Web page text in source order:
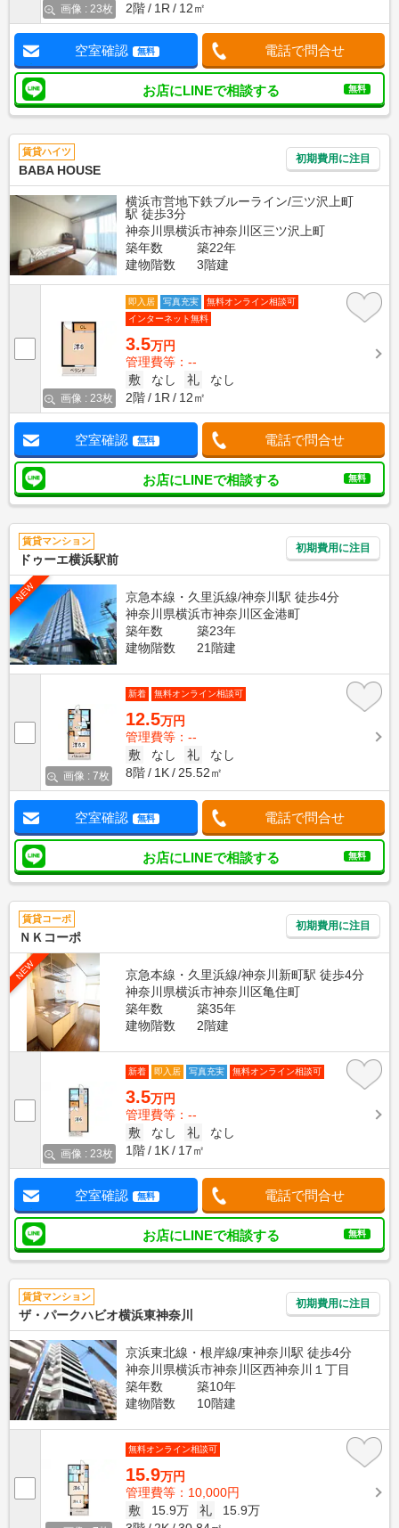
画像 : 23枚
2階
1R 12㎡
空室確認 無料 電話で問合せ
お店にLINEで相談する 無料
賃貸ハイツ
BABA HOUSE
初期費用に注目
横浜市営地下鉄ブルーライン/三ツ沢上町
駅 徒歩3分
神奈川県横浜市神奈川区三ツ沢上町
築年数
築22年
建物階数
3階建
画像 : 23枚
即入居 写真充実
無料オンライン相談可
インターネット無料
3.5万円
管理費等：--
敷
なし 礼
なし
2階
1R 12㎡
空室確認 無料 電話で問合せ
お店にLINEで相談する 無料
賃貸マンション
ドゥーエ横浜駅前
初期費用に注目
NEW
京急本線・久里浜線/神奈川駅 徒歩4分
神奈川県横浜市神奈川区金港町
築年数
築23年
建物階数
21階建
画像 : 7枚
新着 無料オンライン相談可
12.5万円
管理費等：--
敷
なし 礼
なし
8階
1K 25.52㎡
空室確認 無料 電話で問合せ
お店にLINEで相談する 無料
賃貸コーポ
ＮＫコーポ
初期費用に注目
NEW
京急本線・久里浜線/神奈川新町駅 徒歩4分
神奈川県横浜市神奈川区亀住町
築年数
築35年
建物階数
2階建
画像 : 23枚
新着 即入居 写真充実 無料オンライン相談可
3.5万円
管理費等：--
敷
なし 礼
なし
1階
1K 17㎡
空室確認 無料 電話で問合せ
お店にLINEで相談する 無料
賃貸マンション
ザ・パークハビオ横浜東神奈川
初期費用に注目
京浜東北線・根岸線/東神奈川駅 徒歩4分
神奈川県横浜市神奈川区西神奈川１丁目
築年数
築10年
建物階数
10階建
無料オンライン相談可
15.9万円
管理費等：10,000円
敷
15.9万 礼
15.9万